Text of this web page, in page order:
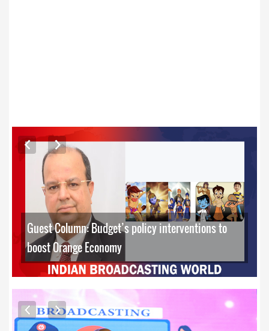
ARTICLES
Guest Column: Budget’s policy interventions to
boost Orange Economy
EXCLUSIVE PHOTOS